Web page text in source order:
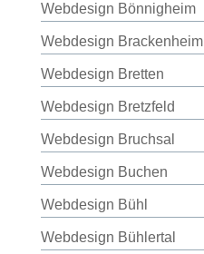
Webdesign Bönnigheim
Webdesign Brackenheim
Webdesign Bretten
Webdesign Bretzfeld
Webdesign Bruchsal
Webdesign Buchen
Webdesign Bühl
Webdesign Bühlertal